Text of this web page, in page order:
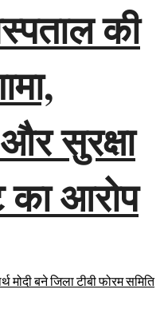
की
सुरक्षा
का आरोप